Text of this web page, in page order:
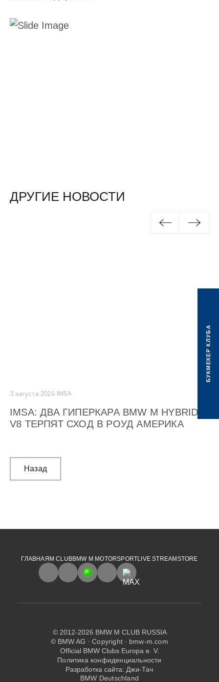
БУКМЕКЕР КЛУБА
ДРУГИЕ НОВОСТИ
3 августа 2026·IMSA
IMSA: ДВА ГИПЕРКАРА BMW M HYBRID
V8 ТЕРПЯТ СХОД В РОУД АМЕРИКА
Назад
ГЛАВНАЯM CLUBBMW M MOTORSPORTLIVE STREAMSTORE
© 2012-2026 BMW M CLUB RUSSIA
© BMW AG ·Copyright · bmw-m.com
Official BMW Clubs Europa e. V.
Политика конфиденциальности
Разработка сайта: Джи-Тач
BMW Deutschland